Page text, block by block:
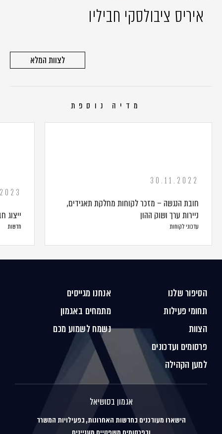
איריס ציבולסקי חביליו
לצוות המלא
מדיה נוספת
30.11.2022
חובת הנגשה – מזכר לקוחות מחלקת תאגידים,
ניירות ערך ושוק ההון
עדכוני לקוחות
ייצוג
חדשות
הסיפור שלנו
תחומי פעילות
הצוות
פרסומים ועדכונים
למען הקהילה
אנחנו מגייסים
מתמחים באגמון
נשמח לשמוע מכם
אגמון בסושיאל
הישארו מעודכנים בחדשות האחרונות, בפעילויות המשרד